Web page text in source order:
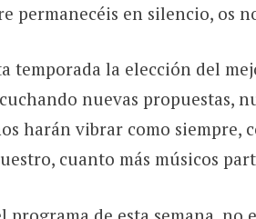
permanecéis en silencio, os
temporada la elección del
nuevas propuestas,
harán vibrar como siempre,
cuanto más músicos